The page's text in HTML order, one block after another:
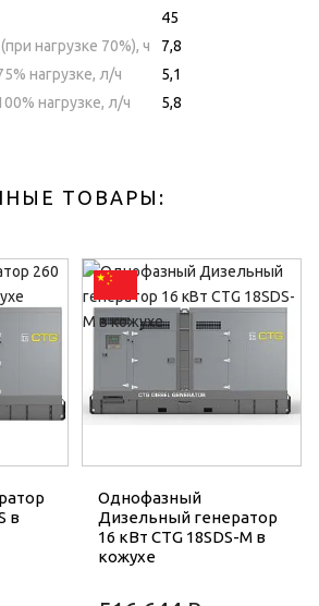
45
нагрузке 70%), ч
7,8
нагрузке, л/ч
5,1
нагрузке, л/ч
5,8
ТОВАРЫ:
в
Однофазный
Дизельный генератор
16 кВт CTG 18SDS-M в
кожухе